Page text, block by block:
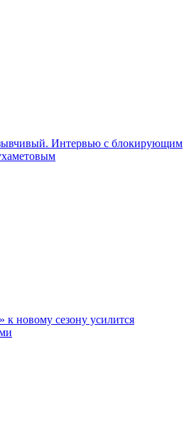
Интервью с блокирующим
к новому сезону усилится